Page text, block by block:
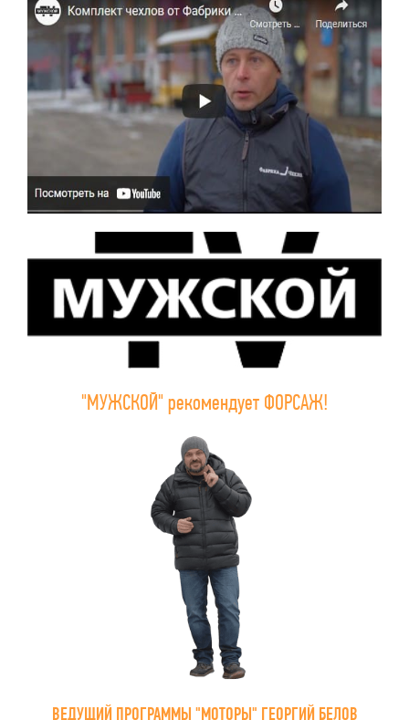
"МУЖСКОЙ" рекомендует ФОРСАЖ!
ВЕДУЩИЙ ПРОГРАММЫ "МОТОРЫ" ГЕОРГИЙ БЕЛОВ